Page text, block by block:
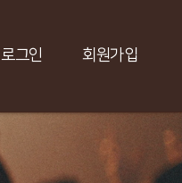
로그인 회원가입